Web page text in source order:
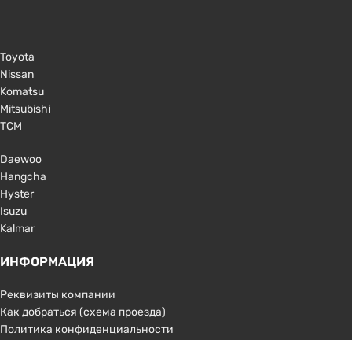
Toyota
Nissan
Komatsu
Mitsubishi
TCM
Daewoo
Hangcha
Hyster
Isuzu
Kalmar
ИНФОРМАЦИЯ
Реквизиты компании
Как добраться (схема проезда)
Политика конфиденциальности